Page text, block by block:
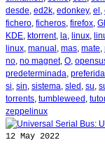
desde, ed2k, edonkey, el ,
fichero, ficheros, firefox,
KDE, ktorrent, la, linux,
linux, manual , mas, mate,
no, no magnet, O,
predeterminada, preferida
si, sin, sistema, sled , su,
torrents, tumbleweed ,
zeppelinux
12 May 2022